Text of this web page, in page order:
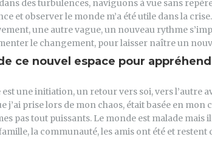
des turbulences, naviguons à vue sans
et observer le monde m’a été utile dans la crise.
une autre vague, un nouveau rythme
le changement, pour laisser naître un
ce nouvel espace pour
une initiation, un retour vers soi, vers l’autre
j’ai prise lors de mon chaos, était basée en
pas tout puissants. Le monde est malade mais
la communauté, les amis ont été et